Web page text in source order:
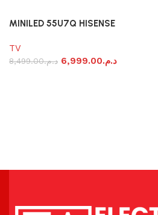
MINILED 55U7Q HISENSE
TV
د.م.8,499.00 د.م.6,999.00